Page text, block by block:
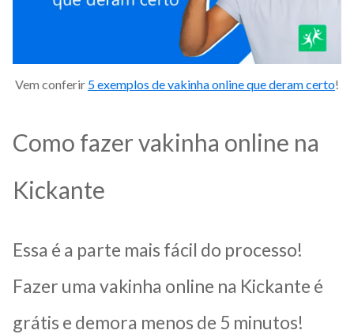
Vem conferir 5 exemplos de vakinha online que deram certo!
Como fazer vakinha online na
Kickante
Essa é a parte mais fácil do processo!
Fazer uma vakinha online na Kickante é
grátis e demora menos de 5 minutos!